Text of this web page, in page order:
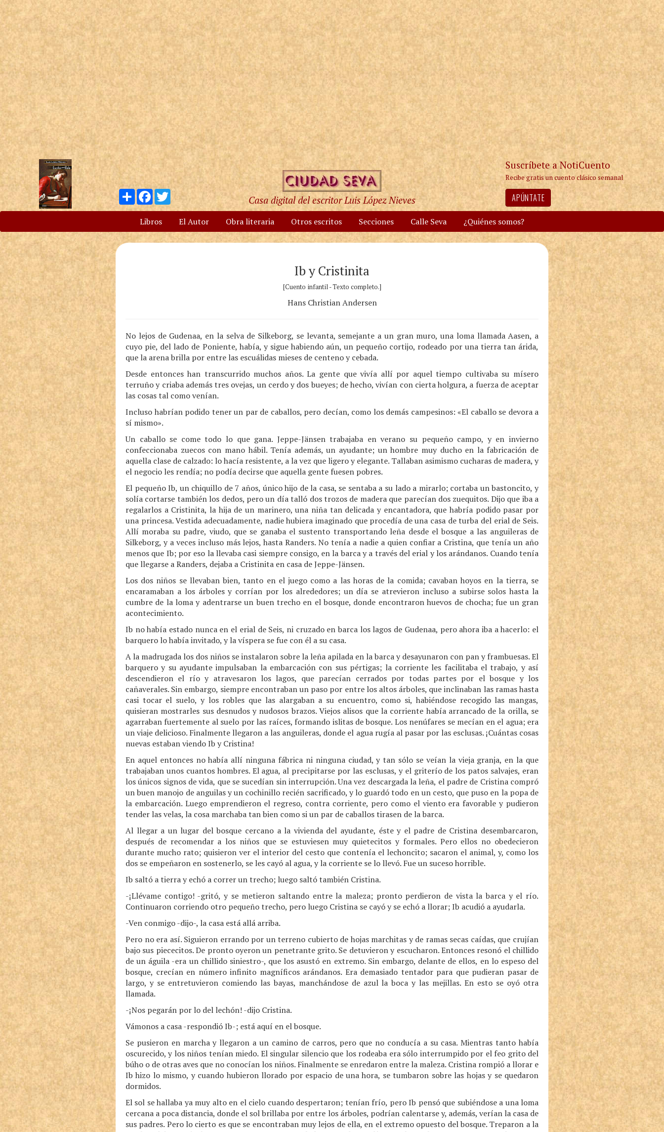
Compartir
Facebook
Twitter
Casa digital del escritor Luis López Nieves
Suscríbete a NotiCuento
Recibe gratis un cuento clásico semanal
APÚNTATE
Libros El Autor Obra literaria Otros escritos Secciones Calle Seva ¿Quiénes somos?
Ib y Cristinita
[Cuento infantil - Texto completo.]
Hans Christian Andersen
No lejos de Gudenaa, en la selva de Silkeborg, se levanta, semejante a un gran muro, una loma llamada Aasen, a
cuyo pie, del lado de Poniente, había, y sigue habiendo aún, un pequeño cortijo, rodeado por una tierra tan árida,
que la arena brilla por entre las escuálidas mieses de centeno y cebada.
Desde entonces han transcurrido muchos años. La gente que vivía allí por aquel tiempo cultivaba su mísero
terruño y criaba además tres ovejas, un cerdo y dos bueyes; de hecho, vivían con cierta holgura, a fuerza de aceptar
las cosas tal como venían.
Incluso habrían podido tener un par de caballos, pero decían, como los demás campesinos: «El caballo se devora a
sí mismo».
Un caballo se come todo lo que gana. Jeppe-Jänsen trabajaba en verano su pequeño campo, y en invierno
confeccionaba zuecos con mano hábil. Tenía además, un ayudante; un hombre muy ducho en la fabricación de
aquella clase de calzado: lo hacía resistente, a la vez que ligero y elegante. Tallaban asimismo cucharas de madera, y
el negocio les rendía; no podía decirse que aquella gente fuesen pobres.
El pequeño Ib, un chiquillo de 7 años, único hijo de la casa, se sentaba a su lado a mirarlo; cortaba un bastoncito, y
solía cortarse también los dedos, pero un día talló dos trozos de madera que parecían dos zuequitos. Dijo que iba a
regalarlos a Cristinita, la hija de un marinero, una niña tan delicada y encantadora, que habría podido pasar por
una princesa. Vestida adecuadamente, nadie hubiera imaginado que procedía de una casa de turba del erial de Seis.
Allí moraba su padre, viudo, que se ganaba el sustento transportando leña desde el bosque a las anguileras de
Silkeborg, y a veces incluso más lejos, hasta Randers. No tenía a nadie a quien confiar a Cristina, que tenía un año
menos que Ib; por eso la llevaba casi siempre consigo, en la barca y a través del erial y los arándanos. Cuando tenía
que llegarse a Randers, dejaba a Cristinita en casa de Jeppe-Jänsen.
Los dos niños se llevaban bien, tanto en el juego como a las horas de la comida; cavaban hoyos en la tierra, se
encaramaban a los árboles y corrían por los alrededores; un día se atrevieron incluso a subirse solos hasta la
cumbre de la loma y adentrarse un buen trecho en el bosque, donde encontraron huevos de chocha; fue un gran
acontecimiento.
Ib no había estado nunca en el erial de Seis, ni cruzado en barca los lagos de Gudenaa, pero ahora iba a hacerlo: el
barquero lo había invitado, y la víspera se fue con él a su casa.
A la madrugada los dos niños se instalaron sobre la leña apilada en la barca y desayunaron con pan y frambuesas. El
barquero y su ayudante impulsaban la embarcación con sus pértigas; la corriente les facilitaba el trabajo, y así
descendieron el río y atravesaron los lagos, que parecían cerrados por todas partes por el bosque y los
cañaverales. Sin embargo, siempre encontraban un paso por entre los altos árboles, que inclinaban las ramas hasta
casi tocar el suelo, y los robles que las alargaban a su encuentro, como si, habiéndose recogido las mangas,
quisieran mostrarles sus desnudos y nudosos brazos. Viejos alisos que la corriente había arrancado de la orilla, se
agarraban fuertemente al suelo por las raíces, formando islitas de bosque. Los nenúfares se mecían en el agua; era
un viaje delicioso. Finalmente llegaron a las anguileras, donde el agua rugía al pasar por las esclusas. ¡Cuántas cosas
nuevas estaban viendo Ib y Cristina!
En aquel entonces no había allí ninguna fábrica ni ninguna ciudad, y tan sólo se veían la vieja granja, en la que
trabajaban unos cuantos hombres. El agua, al precipitarse por las esclusas, y el griterío de los patos salvajes, eran
los únicos signos de vida, que se sucedían sin interrupción. Una vez descargada la leña, el padre de Cristina compró
un buen manojo de anguilas y un cochinillo recién sacrificado, y lo guardó todo en un cesto, que puso en la popa de
la embarcación. Luego emprendieron el regreso, contra corriente, pero como el viento era favorable y pudieron
tender las velas, la cosa marchaba tan bien como si un par de caballos tirasen de la barca.
Al llegar a un lugar del bosque cercano a la vivienda del ayudante, éste y el padre de Cristina desembarcaron,
después de recomendar a los niños que se estuviesen muy quietecitos y formales. Pero ellos no obedecieron
durante mucho rato; quisieron ver el interior del cesto que contenía el lechoncito; sacaron el animal, y, como los
dos se empeñaron en sostenerlo, se les cayó al agua, y la corriente se lo llevó. Fue un suceso horrible.
Ib saltó a tierra y echó a correr un trecho; luego saltó también Cristina.
-¡Llévame contigo! -gritó, y se metieron saltando entre la maleza; pronto perdieron de vista la barca y el río.
Continuaron corriendo otro pequeño trecho, pero luego Cristina se cayó y se echó a llorar; Ib acudió a ayudarla.
-Ven conmigo -dijo-, la casa está allá arriba.
Pero no era así. Siguieron errando por un terreno cubierto de hojas marchitas y de ramas secas caídas, que crujían
bajo sus piececitos. De pronto oyeron un penetrante grito. Se detuvieron y escucharon. Entonces resonó el chillido
de un águila -era un chillido siniestro-, que los asustó en extremo. Sin embargo, delante de ellos, en lo espeso del
bosque, crecían en número infinito magníficos arándanos. Era demasiado tentador para que pudieran pasar de
largo, y se entretuvieron comiendo las bayas, manchándose de azul la boca y las mejillas. En esto se oyó otra
llamada.
-¡Nos pegarán por lo del lechón! -dijo Cristina.
Vámonos a casa -respondió Ib-; está aquí en el bosque.
Se pusieron en marcha y llegaron a un camino de carros, pero que no conducía a su casa. Mientras tanto había
oscurecido, y los niños tenían miedo. El singular silencio que los rodeaba era sólo interrumpido por el feo grito del
búho o de otras aves que no conocían los niños. Finalmente se enredaron entre la maleza. Cristina rompió a llorar e
Ib hizo lo mismo, y cuando hubieron llorado por espacio de una hora, se tumbaron sobre las hojas y se quedaron
dormidos.
El sol se hallaba ya muy alto en el cielo cuando despertaron; tenían frío, pero Ib pensó que subiéndose a una loma
cercana a poca distancia, donde el sol brillaba por entre los árboles, podrían calentarse y, además, verían la casa de
sus padres. Pero lo cierto es que se encontraban muy lejos de ella, en el extremo opuesto del bosque. Treparon a la